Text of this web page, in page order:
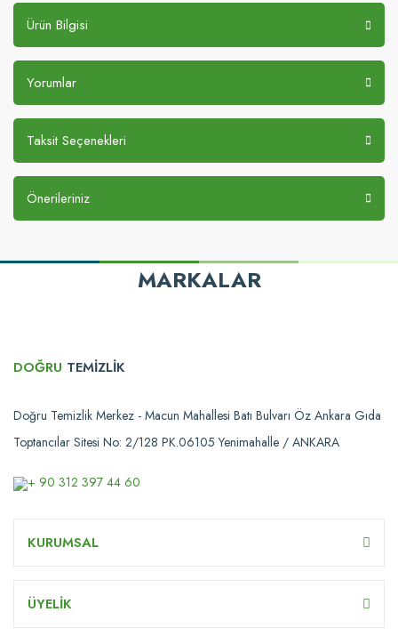
Ürün Bilgisi
Yorumlar
Taksit Seçenekleri
Önerileriniz
MARKALAR
DOĞRU TEMİZLİK
Doğru Temizlik Merkez - Macun Mahallesi Batı Bulvarı Öz Ankara Gıda
Toptancılar Sitesi No: 2/128 PK.06105 Yenimahalle / ANKARA
+ 90 312 397 44 60
KURUMSAL
ÜYELİK